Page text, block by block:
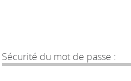
Sécurité du mot de passe :